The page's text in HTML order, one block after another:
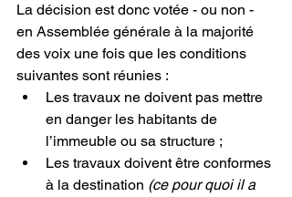
La décision est donc votée - ou non -
en Assemblée générale à la majorité
des voix une fois que les conditions
suivantes sont réunies :
Les travaux ne doivent pas mettre
en danger les habitants de
l’immeuble ou sa structure ;
Les travaux doivent être conformes
à la destination (ce pour quoi il a